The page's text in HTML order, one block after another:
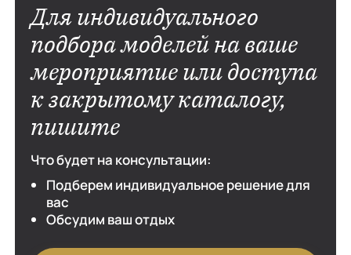
в
Для индивидуального
подбора моделей на ваше
мероприятие или доступа
к закрытому каталогу,
пишите
Что будет на консультации:
Подберем индивидуальное решение для
вас
Обсудим ваш отдых